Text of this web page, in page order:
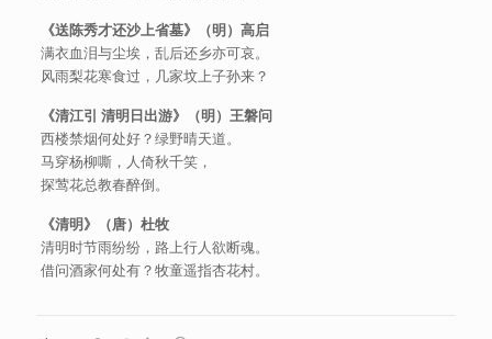
《送陈秀才还沙上省墓》（明）高启
满衣血泪与尘埃，乱后还乡亦可哀。
风雨梨花寒食过，几家坟上子孙来？
《清江引 清明日出游》（明）王磐问
西楼禁烟何处好？绿野晴天道。
马穿杨柳嘶，人倚秋千笑，
探莺花总教春醉倒。
《清明》（唐）杜牧
清明时节雨纷纷，路上行人欲断魂。
借问酒家何处有？牧童遥指杏花村。